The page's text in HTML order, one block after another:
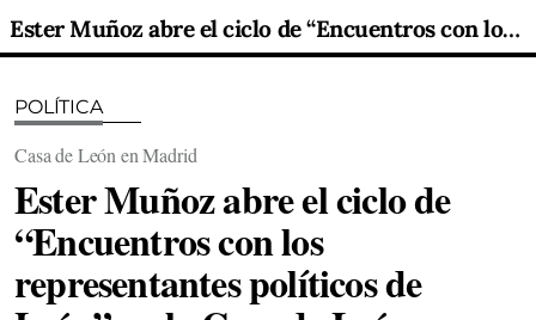
Ester Muñoz abre el ciclo de “Encuentros con los representantes políticos de León” en la Casa de León en Madrid
POLÍTICA
Casa de León en Madrid
Ester Muñoz abre el ciclo de
“Encuentros con los
representantes políticos de